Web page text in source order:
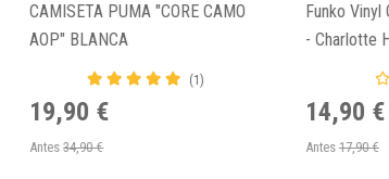
CAMISETA PUMA "CORE CAMO
AOP" BLANCA
(1)
19,90 €
Antes 34,90 €
Funko Vinyl
- Charlotte
14,90 €
Antes 17,90 €